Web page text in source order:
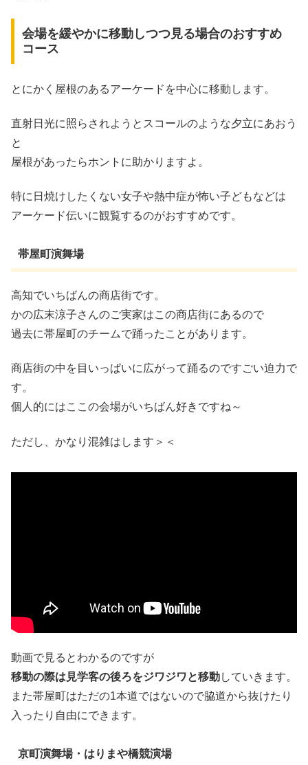
会場を緩やかに移動しつつ見る場合のおすすめ
コース
とにかく屋根のあるアーケードを中心に移動します。
直射日光に照らされようとスコールのような夕立にあおう
と
屋根があったらホントに助かりますよ。
特に日焼けしたくない女子や熱中症が怖い子どもなどは
アーケード伝いに観覧するのがおすすめです。
帯屋町演舞場
高知でいちばんの商店街です。
かの広末涼子さんのご実家はこの商店街にあるので
過去に帯屋町のチームで踊ったことがあります。
商店街の中を目いっぱいに広がって踊るのですごい迫力で
す。
個人的にはここの会場がいちばん好きですね～
ただし、かなり混雑はします＞＜
動画で見るとわかるのですが
移動の際は見学客の後ろをジワジワと移動していきます。
また帯屋町はただの1本道ではないので脇道から抜けたり
入ったり自由にできます。
京町演舞場・はりまや橋競演場